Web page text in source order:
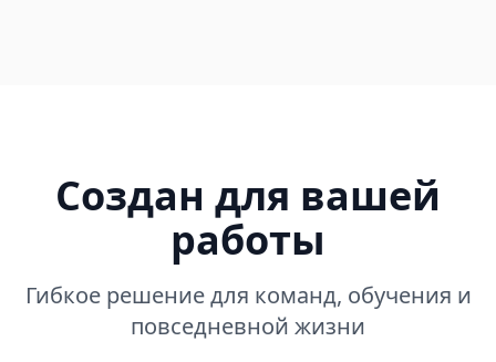
Создан для вашей
работы
Гибкое решение для команд, обучения и
повседневной жизни